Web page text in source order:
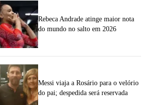
Rebeca Andrade atinge maior nota
do mundo no salto em 2026
Messi viaja a Rosário para o velório
do pai; despedida será reservada